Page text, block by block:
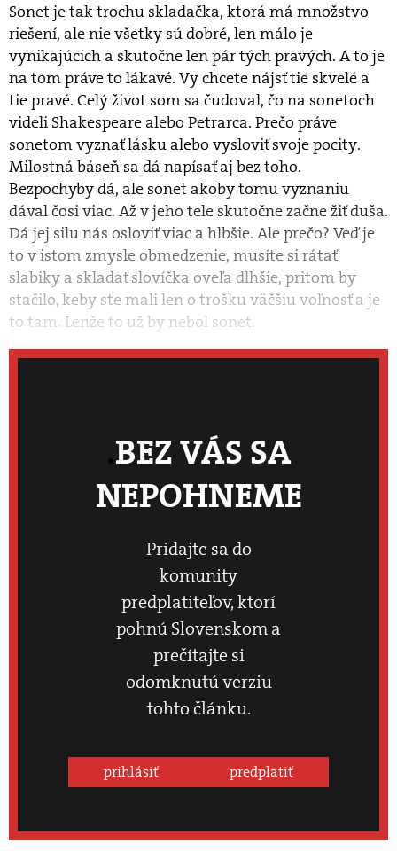
Sonet je tak trochu skladačka, ktorá má množstvo
riešení, ale nie všetky sú dobré, len málo je
vynikajúcich a skutočne len pár tých pravých. A to je
na tom práve to lákavé. Vy chcete nájsť tie skvelé a
tie pravé. Celý život som sa čudoval, čo na sonetoch
videli Shakespeare alebo Petrarca. Prečo práve
sonetom vyznať lásku alebo vysloviť svoje pocity.
Milostná báseň sa dá napísať aj bez toho.
Bezpochyby dá, ale sonet akoby tomu vyznaniu
dával čosi viac. Až v jeho tele skutočne začne žiť duša.
Dá jej silu nás osloviť viac a hlbšie. Ale prečo? Veď je
to v istom zmysle obmedzenie, musíte si rátať
slabiky a skladať slovíčka oveľa dlhšie, pritom by
stačilo, keby ste mali len o trošku väčšiu voľnosť a je
to tam. Lenže to už by nebol sonet.
BEZ VÁS SA
NEPOHNEME
Pridajte sa do
komunity
predplatiteľov, ktorí
pohnú Slovenskom a
prečítajte si
odomknutú verziu
tohto článku.
prihlásiť predplatiť